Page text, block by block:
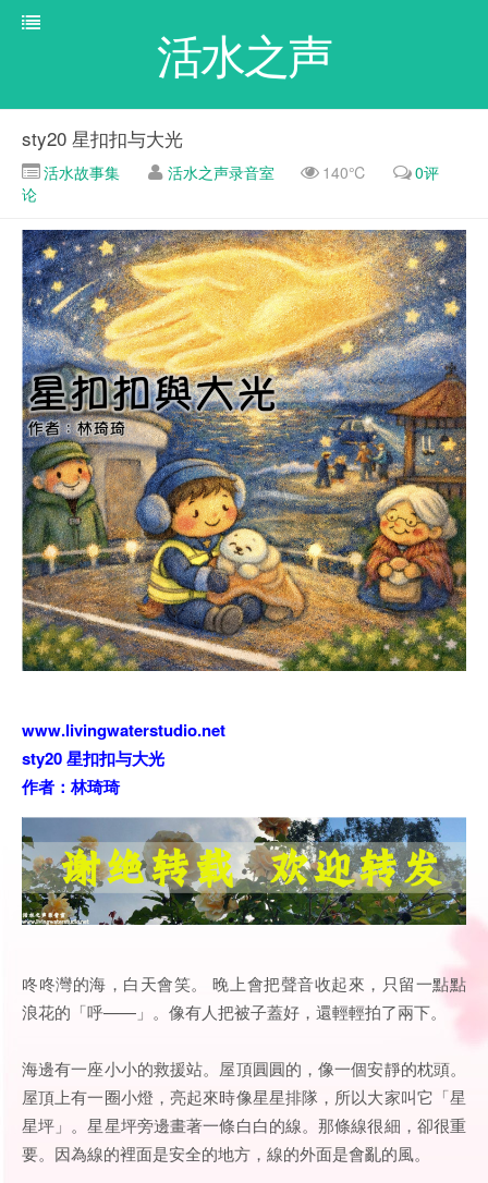
活水之声
sty20 星扣扣与大光
活水故事集 活水之声录音室 140℃
0评
论
www.livingwaterstudio.net
sty20 星扣扣与大光
作者：林琦琦
咚咚灣的海，白天會笑。 晚上會把聲音收起來，只留一點點
浪花的「呼——」。像有人把被子蓋好，還輕輕拍了兩下。
海邊有一座小小的救援站。屋頂圓圓的，像一個安靜的枕頭。
屋頂上有一圈小燈，亮起來時像星星排隊，所以大家叫它「星
星坪」。星星坪旁邊畫著一條白白的線。那條線很細，卻很重
要。因為線的裡面是安全的地方，線的外面是會亂的風。